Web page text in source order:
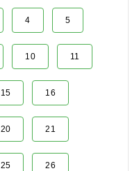
4 5
10 11
15 16
20 21
25 26